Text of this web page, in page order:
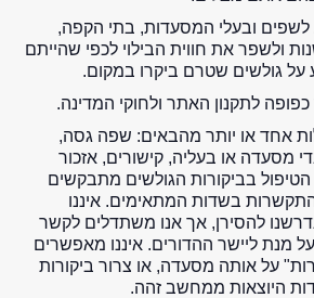
לשפים ובעלי המסעדות, בתי הקפה,
ולשפר את חווית הבילוי לכפי שהייתם
על גולשים שטרם ביקרו במקום.
לתקנון האתר ולחוקי המדינה.
אחד או יותר מהבאים: שפה גסה,
מסעדה או בעליה, קישורים, אזכור
בביקורות הגולשים מתבקשים
בשדות המתאימים. איננו
להסירן, אך אנו משתדלים לקשר
מנת ליישר ההדורים. איננו מאפשרים
על אותה מסעדה, או צרור ביקורות
היוצאות ממחשב זהה.